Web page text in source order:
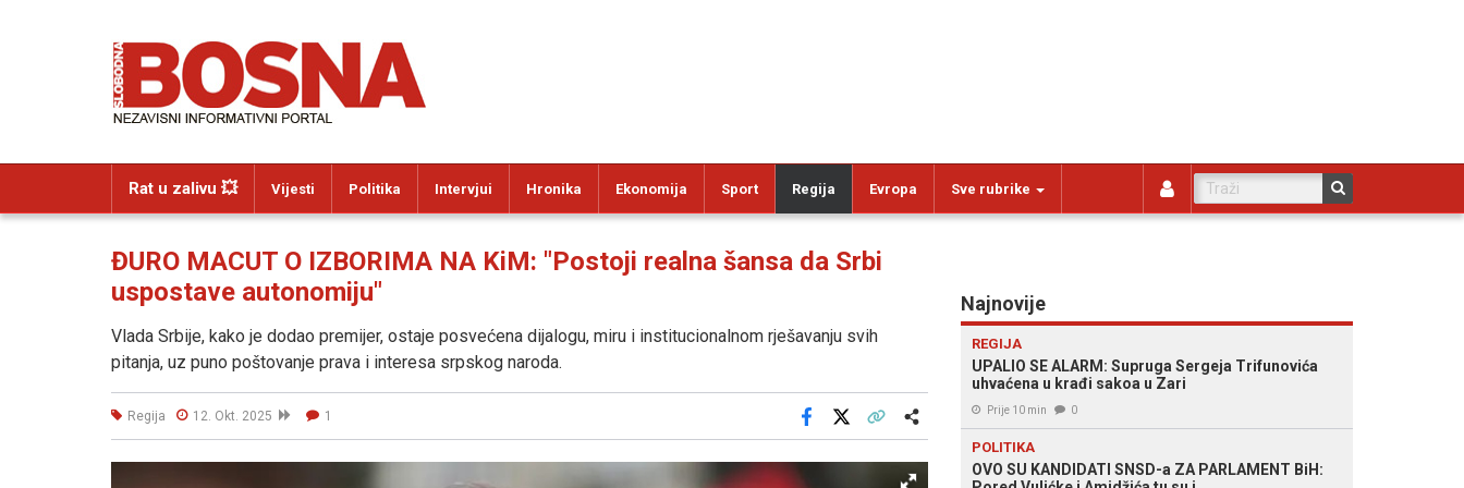
Rat u zalivu 💥 Vijesti Politika Intervjui Hronika Ekonomija Sport Regija Evropa Sve rubrike
ĐURO MACUT O IZBORIMA NA KiM: "Postoji realna šansa da Srbi
uspostave autonomiju"
Vlada Srbije, kako je dodao premijer, ostaje posvećena dijalogu, miru i institucionalnom rješavanju svih
pitanja, uz puno poštovanje prava i interesa srpskog naroda.
Regija 12. Okt. 2025 1
Facebook
Najnovije
REGIJA
UPALIO SE ALARM: Supruga Sergeja Trifunovića
uhvaćena u krađi sakoa u Zari
Prije 10 min 0
POLITIKA
OVO SU KANDIDATI SNSD-a ZA PARLAMENT BiH: